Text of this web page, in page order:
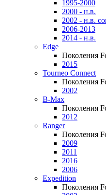
1995-2000
2000 - н.в.
2002 - н.в.
2006-2013
2014 - н.в.
Edge
Поколения
2015
Tourneo Connect
Поколения
2002
B-Max
Поколения
2012
Ranger
Поколения
2009
2011
2016
2006
Expedition
Поколения